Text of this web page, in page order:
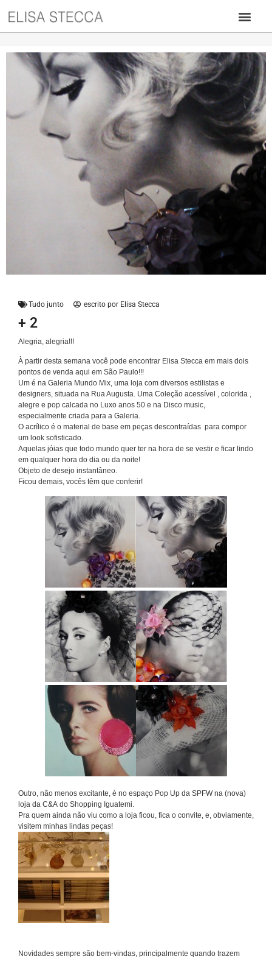
Tudo junto escrito por Elisa Stecca
+ 2
Alegria, alegria!!!
À partir desta semana você pode encontrar Elisa Stecca em mais dois
pontos de venda aqui em São Paulo!!!
Um é na Galeria Mundo Mix, uma loja com diversos estilistas e
designers, situada na Rua Augusta. Uma Coleção acessível , colorida ,
alegre e pop calcada no Luxo anos 50 e na Disco music,
especialmente criada para a Galeria.
O acrílico é o material de base em peças descontraídas para compor
um look sofisticado.
Aquelas jóias que todo mundo quer ter na hora de se vestir e ficar lindo
em qualquer hora do dia ou da noite!
Objeto de desejo instantâneo.
Ficou demais, vocês têm que conferir!
Outro, não menos excitante, é no espaço Pop Up da SPFW na (nova)
loja da C&A do Shopping Iguatemi.
Pra quem ainda não viu como a loja ficou, fica o convite, e, obviamente,
visitem minhas lindas peças!
Novidades sempre são bem-vindas, principalmente quando trazem